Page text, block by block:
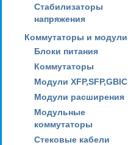
Стабилизаторы
напряжения
Коммутаторы и модули
Блоки питания
Коммутаторы
Модули XFP,SFP,GBIC
Модули расширения
Модульные
коммутаторы
Стековые кабели